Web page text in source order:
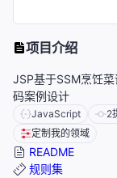
项目介绍
JSP基于SSM烹饪
码案例设计
JavaScript 2
定制我的领域
README
规则集